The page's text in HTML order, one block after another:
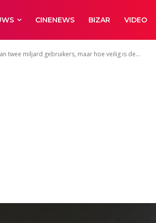
CINENEWS BIZAR VIDEO
twee miljard gebruikers, maar hoe veilig is de...